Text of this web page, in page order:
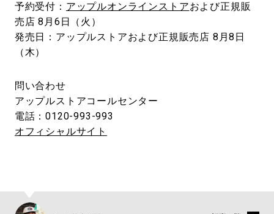
予約受付： アップルオンラインストアおよび正規販
売店 8月6日（火）
発売日：アップルストアおよび正規販売店 8月8日
（木）
問い合わせ
アップルストアコールセンター
電話：0120-993-993
オフィシャルサイト